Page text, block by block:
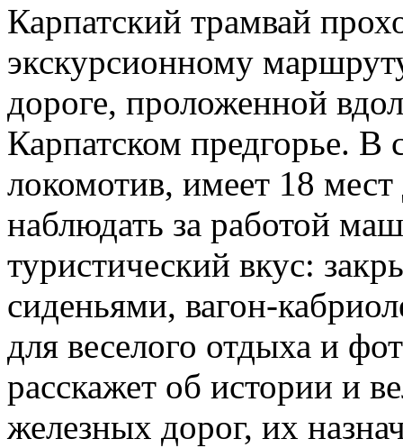
Карпатский трамвай
экскурсионному
дороге, проложенной
Карпатском предгорье. В
локомотив, имеет 18
наблюдать за работой
туристический вкус:
сиденьями, вагон-
для веселого отдыха и
расскажет об истории и
железных дорог, их